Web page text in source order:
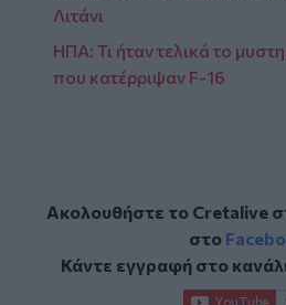
Λιτάνι
ΗΠΑ: Τι ήταν τελικά το
που κατέρριψαν F-16
Ακολουθήστε το Cretalive
στο
Κάντε εγγραφή στο